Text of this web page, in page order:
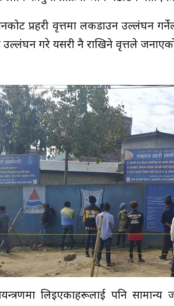
प्रहरी वृत्तमा लकडाउन उल्लंघन
गरे यसरी नै राखिने वृत्तले
लिइएकाहरूलाई पनि